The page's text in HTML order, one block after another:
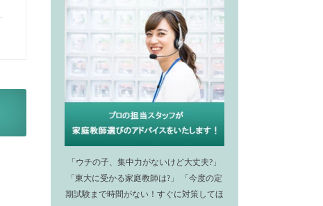
「ウチの子、集中力がないけど大丈夫?」
「東大に受かる家庭教師は?」 「今度の定
期試験まで時間がない！すぐに対策してほ